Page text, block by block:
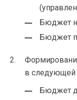
Бюджет
Бюджет
в следующей
Бюджет